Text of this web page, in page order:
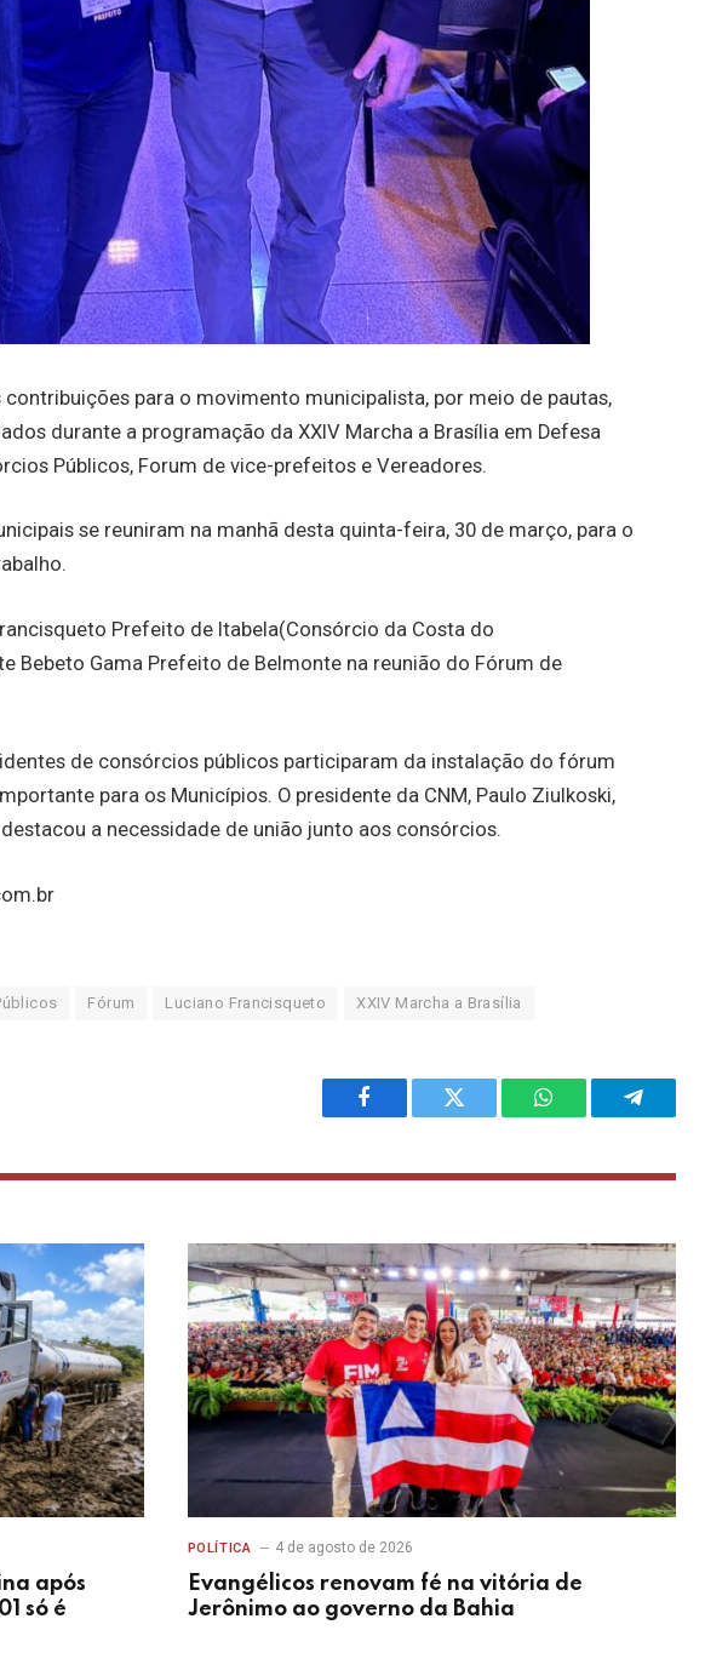
para o movimento municipalista, por meio de pautas,
durante a programação da XXIV Marcha a Brasília em Defesa
Públicos, Forum de vice-prefeitos e Vereadores.
se reuniram na manhã desta quinta-feira, 30 de março, para o
Prefeito de Itabela(Consórcio da Costa do
Bebeto Gama Prefeito de Belmonte na reunião do Fórum de
de consórcios públicos participaram da instalação do fórum
para os Municípios. O presidente da CNM, Paulo Ziulkoski,
a necessidade de união junto aos consórcios.
Fórum Luciano Francisqueto XXIV Marcha a Brasília
Facebook Twitter WhatsAppTelegram
após
só é
POLÍTICA 4 de agosto de 2026
Evangélicos renovam fé na vitória de
Jerônimo ao governo da Bahia